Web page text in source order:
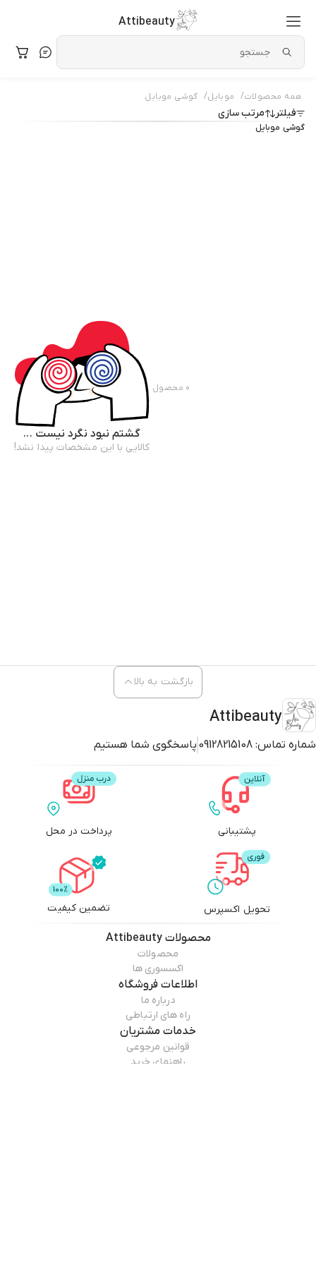
Attibeauty
همه محصولات/ موبایل/ گوشی موبایل
فیلتر مرتب سازی
گوشی موبایل
۰ محصول
گشتم نبود نگرد نیست ...
کالایی با این مشخصات پیدا نشد!
Attibeauty
شماره تماس: 09128215108 پاسخگوی شما هستیم
بازگشت به بالا
پشتیبانی پرداخت در محل
تحویل اکسپرس تضمین کیفیت
محصولاتAttibeauty
محصولات
اکسسوری ها
اطلاعات فروشگاه
درباره ما
راه های ارتباطی
خدمات مشتریان
قوانین مرجوعی
راهنمای خرید